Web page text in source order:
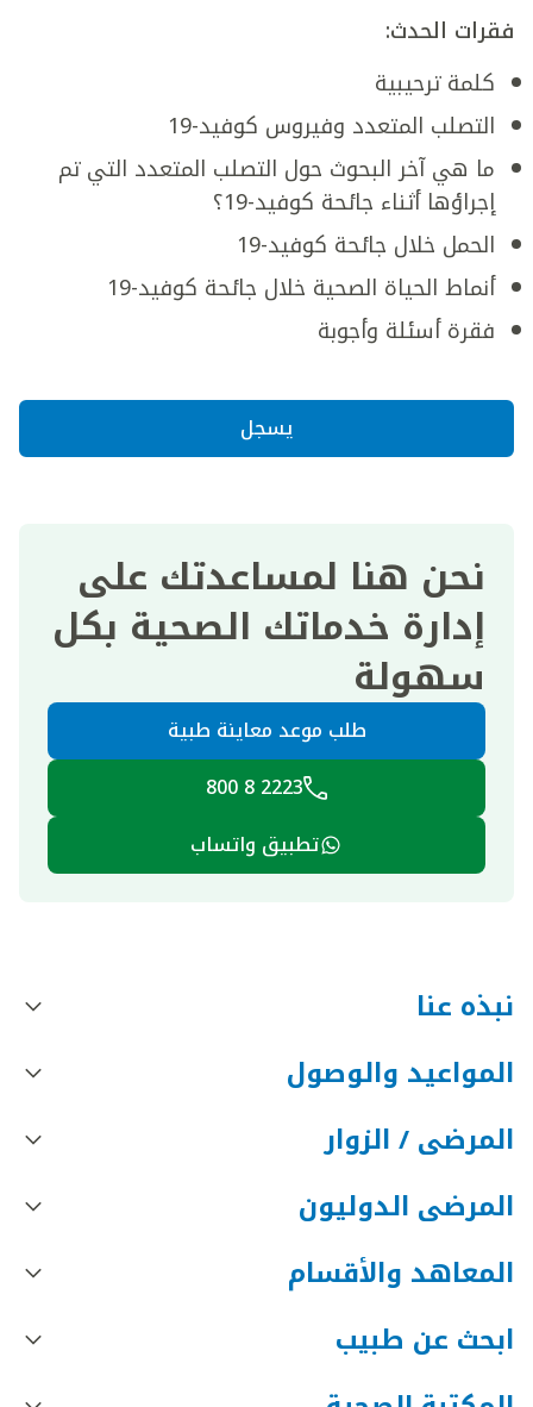
فقرات الحدث:
كلمة ترحيبية
التصلب المتعدد وفيروس كوفيد-19
ما هي آخر البحوث حول التصلب المتعدد التي تم
إجراؤها أثناء جائحة كوفيد-19؟
الحمل خلال جائحة كوفيد-19
أنماط الحياة الصحية خلال جائحة كوفيد-19
فقرة أسئلة وأجوبة
يسجل
نحن هنا لمساعدتك على
إدارة خدماتك الصحية بكل
سهولة
طلب موعد معاينة طبية
2223 8 800
تطبيق واتساب
نبذه عنا
المواعيد والوصول
المرضى / الزوار
المرضى الدوليون
المعاهد والأقسام
ابحث عن طبيب